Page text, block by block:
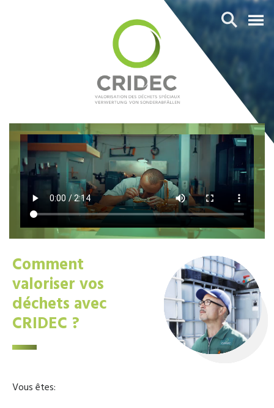
Comment
valoriser vos
déchets avec
CRIDEC ?
Vous êtes: